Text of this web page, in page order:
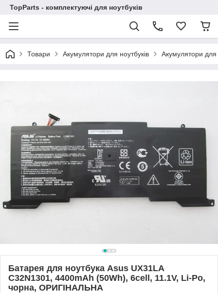
TopParts - комплектуючі для ноутбуків
Товари Акумулятори для ноутбуків Акумулятори для
Батарея для ноутбука Asus UX31LA
C32N1301, 4400mAh (50Wh), 6cell, 11.1V, Li-Po,
чорна, ОРИГІНАЛЬНА